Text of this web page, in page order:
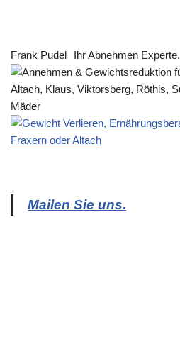
Frank Pudel Ihr Abnehmen Experte.
Mailen Sie uns.